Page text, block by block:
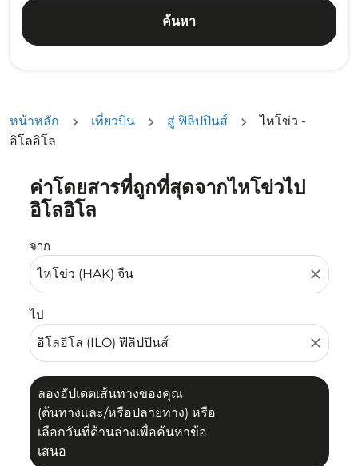
ค้นหา
หน้าหลัก เที่ยวบิน สู่ ฟิลิปปินส์
ไหโข่ว -
อิโลอิโล
ค่าโดยสารที่ถูกที่สุดจากไหโข่วไป
อิโลอิโล
จาก
close
ไป
close
ลองอัปเดตเส้นทางของคุณ
(ต้นทางและ/หรือปลายทาง) หรือ
เลือกวันที่ด้านล่างเพื่อค้นหาข้อ
เสนอ
ลองอัปเดตเส้นทางของคุณ (ต้นทางและ/หรือปลายทาง) หรื